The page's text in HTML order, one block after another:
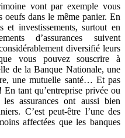
vont par exemple vous
oeufs dans le même panier. En
et investissements, surtout en
d’assurances suivent
diversifié leurs
vous pouvez souscrire à
de la Banque Nationale, une
une mutuelle santé… Et pas
tant qu’entreprise privée ou
assurances ont aussi bien
C’est peut-être l’une des
affectées que les banques